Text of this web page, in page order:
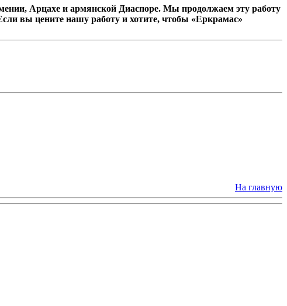
Арцахе и армянской Диаспоре. Мы продолжаем эту работу
вы цените нашу работу и хотите, чтобы «Еркрамас»
На главную